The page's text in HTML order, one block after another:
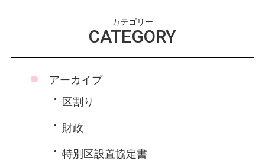
カテゴリー
CATEGORY
アーカイブ
区割り
財政
特別区設置協定書